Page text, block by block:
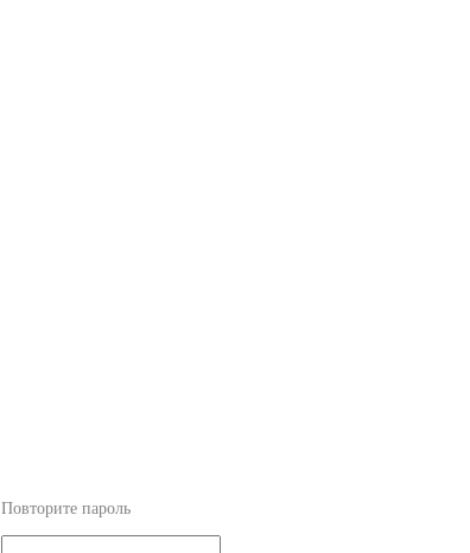
Повторите пароль